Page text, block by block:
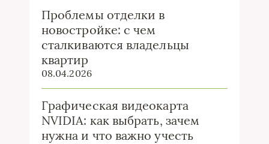
Проблемы отделки в
новостройке: с чем
сталкиваются владельцы
квартир
08.04.2026
Графическая видеокарта
NVIDIA: как выбрать, зачем
нужна и что важно учесть